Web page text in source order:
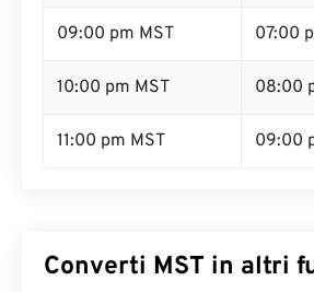
09:00 pm MST 07:00
10:00 pm MST 08:00
11:00 pm MST 09:00
Converti MST in altri